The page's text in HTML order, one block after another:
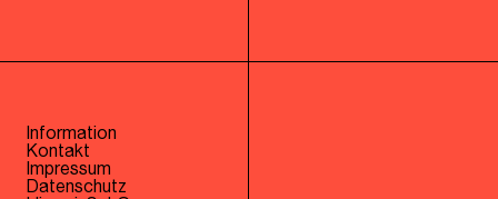
Information
Kontakt
Impressum
Datenschutz